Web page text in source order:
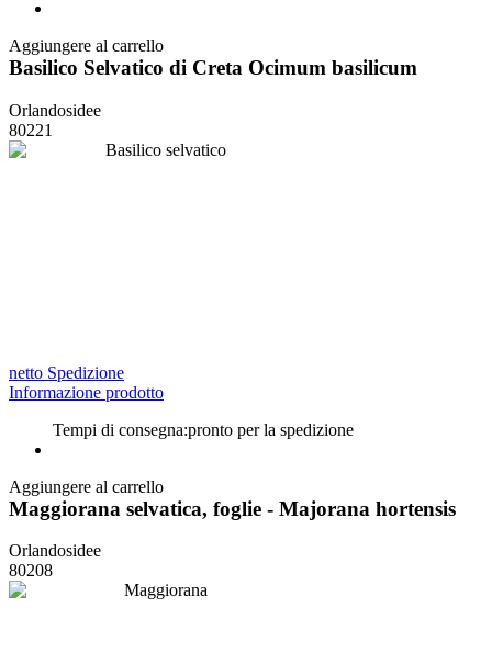
Aggiungere al carrello
Basilico Selvatico di Creta Ocimum basilicum
Orlandosidee
80221
netto Spedizione
Informazione prodotto
Tempi di consegna:pronto per la spedizione
Aggiungere al carrello
Maggiorana selvatica, foglie - Majorana hortensis
Orlandosidee
80208